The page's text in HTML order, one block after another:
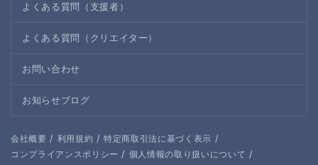
よくある質問（支援者）
よくある質問（クリエイター）
お問い合わせ
お知らせブログ
会社概要 / 利用規約 / 特定商取引法に基づく表示 /
コンプライアンスポリシー / 個人情報の取り扱いについて /